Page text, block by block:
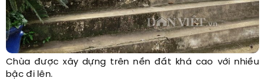
Chùa được xây dựng trên nền đất khá cao với nhiều
bậc đi lên.